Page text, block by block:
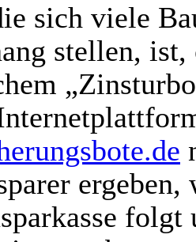
sich viele
stellen,